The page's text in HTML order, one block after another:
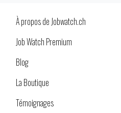
À propos de Jobwatch.ch
Job Watch Premium
Blog
La Boutique
Témoignages